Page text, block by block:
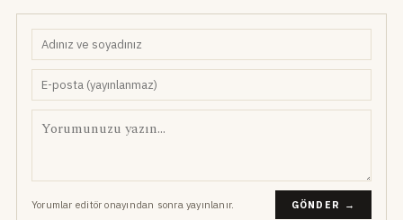
Yorumlar editör onayından sonra yayınlanır. GÖNDER →